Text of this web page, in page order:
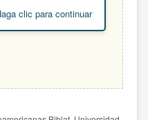
clic para continuar